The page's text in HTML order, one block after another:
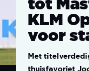
KLM
voor
Met
thuisfavoriet